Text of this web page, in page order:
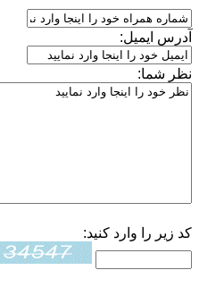
آدرس ایمیل:
نظر شما:
کد زیر را وارد کنید: